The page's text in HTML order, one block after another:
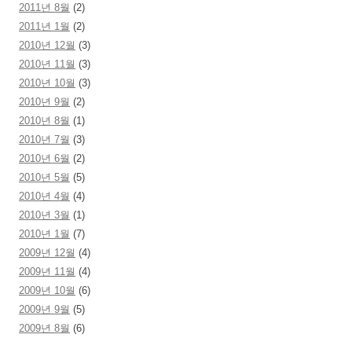
2011년 8월 (2)
2011년 1월 (2)
2010년 12월 (3)
2010년 11월 (3)
2010년 10월 (3)
2010년 9월 (2)
2010년 8월 (1)
2010년 7월 (3)
2010년 6월 (2)
2010년 5월 (5)
2010년 4월 (4)
2010년 3월 (1)
2010년 1월 (7)
2009년 12월 (4)
2009년 11월 (4)
2009년 10월 (6)
2009년 9월 (5)
2009년 8월 (6)